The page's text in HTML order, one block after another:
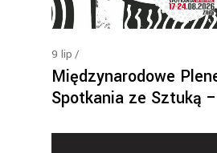
9 lip
Międzynarodowe
Spotkania ze Sztuką